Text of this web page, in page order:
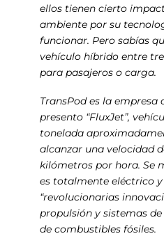
ellos tienen cierto
ambiente por su
funcionar. Pero sabías
vehículo híbrido entre
para pasajeros o carga.
TransPod es la empresa
presento “FluxJet”,
tonelada
alcanzar una velocidad
kilómetros por hora. Se
es totalmente eléctrico y
“revolucionarias
propulsión y sistemas
de combustibles fósiles.